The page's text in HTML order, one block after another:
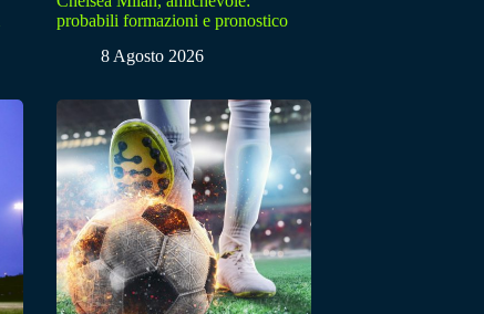
probabili formazioni e pronostico
8 Agosto 2026